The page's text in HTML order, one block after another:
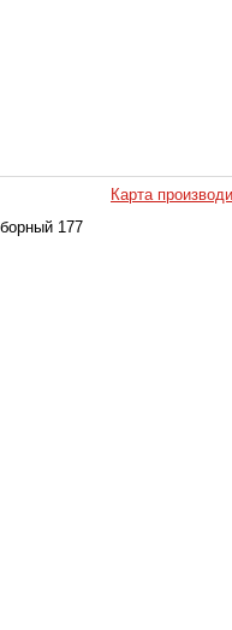
Карта
177